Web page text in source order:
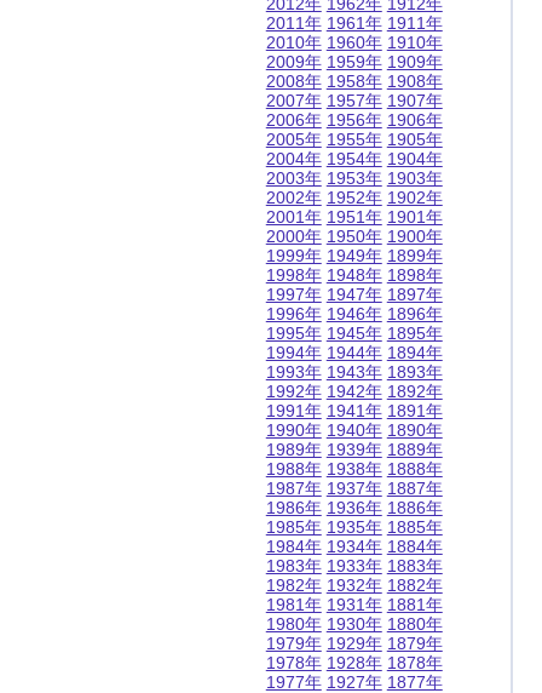
2011年
2010年
2009年
2008年
2007年
2006年
2005年
2004年
2003年
2002年
2001年
2000年
1999年
1998年
1997年
1996年
1995年
1994年
1993年
1992年
1991年
1990年
1989年
1988年
1987年
1986年
1985年
1984年
1983年
1982年
1981年
1980年
1979年
1978年
1977年
1961年
1960年
1959年
1958年
1957年
1956年
1955年
1954年
1953年
1952年
1951年
1950年
1949年
1948年
1947年
1946年
1945年
1944年
1943年
1942年
1941年
1940年
1939年
1938年
1937年
1936年
1935年
1934年
1933年
1932年
1931年
1930年
1929年
1928年
1927年
1911年
1910年
1909年
1908年
1907年
1906年
1905年
1904年
1903年
1902年
1901年
1900年
1899年
1898年
1897年
1896年
1895年
1894年
1893年
1892年
1891年
1890年
1889年
1888年
1887年
1886年
1885年
1884年
1883年
1882年
1881年
1880年
1879年
1878年
1877年